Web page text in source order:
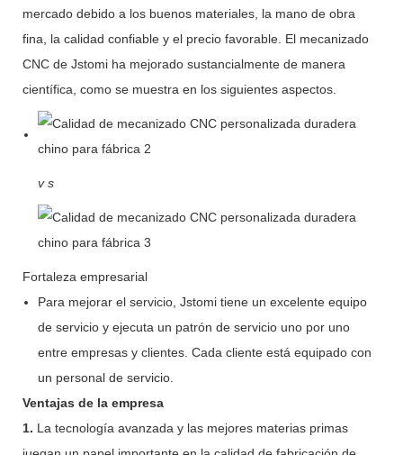
mercado debido a los buenos materiales, la mano de obra
fina, la calidad confiable y el precio favorable. El mecanizado
CNC de Jstomi ha mejorado sustancialmente de manera
científica, como se muestra en los siguientes aspectos.
vs
Fortaleza empresarial
Para mejorar el servicio, Jstomi tiene un excelente equipo
de servicio y ejecuta un patrón de servicio uno por uno
entre empresas y clientes. Cada cliente está equipado con
un personal de servicio.
Ventajas de la empresa
1. La tecnología avanzada y las mejores materias primas